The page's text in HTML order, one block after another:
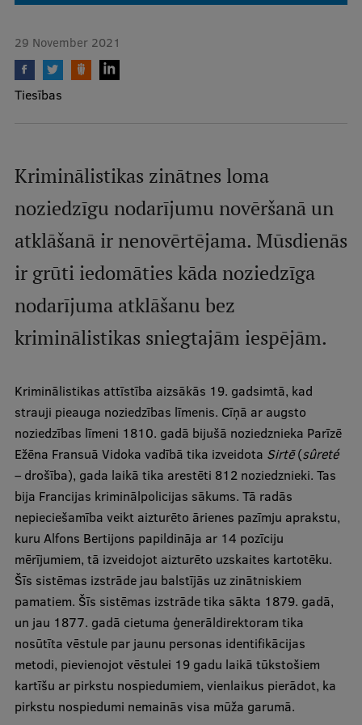
Mobile
galvenā
izvēlne
Study Here
Postgraduate Study Programmes
Doctoral Studies
Graduate Medical Training
Admissions
Your Start in Riga
International Student Ambassadors
About Us
Student life
Study bases
Faculties
Our people
Strategy
Structure
History
29 November 2021
Tiesības
Kriminālistikas zinātnes loma
noziedzīgu nodarījumu novēršanā un
atklāšanā ir nenovērtējama. Mūsdienās
ir grūti iedomāties kāda noziedzīga
nodarījuma atklāšanu bez
kriminālistikas sniegtajām iespējām.
Kriminālistikas attīstība aizsākās 19. gadsimtā, kad
strauji pieauga noziedzības līmenis. Cīņā ar augsto
noziedzības līmeni 1810. gadā bijušā noziedznieka Parīzē
Ežēna Fransuā Vidoka vadībā tika izveidota Sirtē(sûreté
– drošība), gada laikā tika arestēti 812 noziedznieki. Tas
bija Francijas kriminālpolicijas sākums. Tā radās
nepieciešamība veikt aizturēto ārienes pazīmju aprakstu,
kuru Alfons Bertijons papildināja ar 14 pozīciju
mērījumiem, tā izveidojot aizturēto uzskaites kartotēku.
Šīs sistēmas izstrāde jau balstījās uz zinātniskiem
pamatiem. Šīs sistēmas izstrāde tika sākta 1879. gadā,
un jau 1877. gadā cietuma ģenerāldirektoram tika
nosūtīta vēstule par jaunu personas identifikācijas
metodi, pievienojot vēstulei 19 gadu laikā tūkstošiem
kartīšu ar pirkstu nospiedumiem, vienlaikus pierādot, ka
pirkstu nospiedumi nemainās visa mūža garumā.